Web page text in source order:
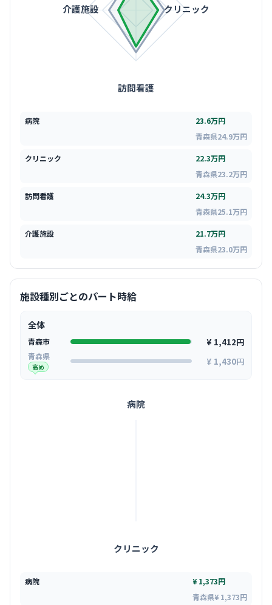
クリニック
訪問看護
介護施設
病院
23.6万円
青森県24.9万円
クリニック
22.3万円
青森県23.2万円
訪問看護
24.3万円
青森県25.1万円
介護施設
21.7万円
青森県23.0万円
施設種別ごとのパート時給
全体
青森市 ¥ 1,412円
青森県
高め ¥ 1,430円
病院
クリニック
病院
¥ 1,373円
青森県¥ 1,373円